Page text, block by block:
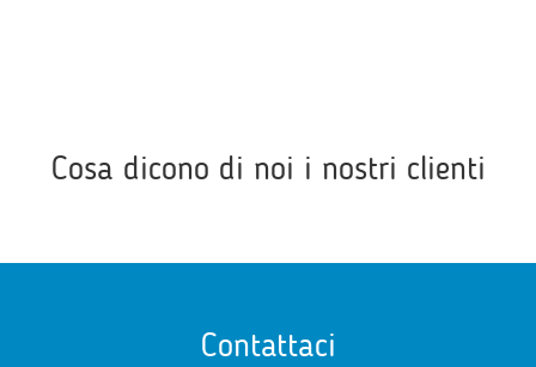
Cosa dicono di noi i nostri clienti
Contattaci